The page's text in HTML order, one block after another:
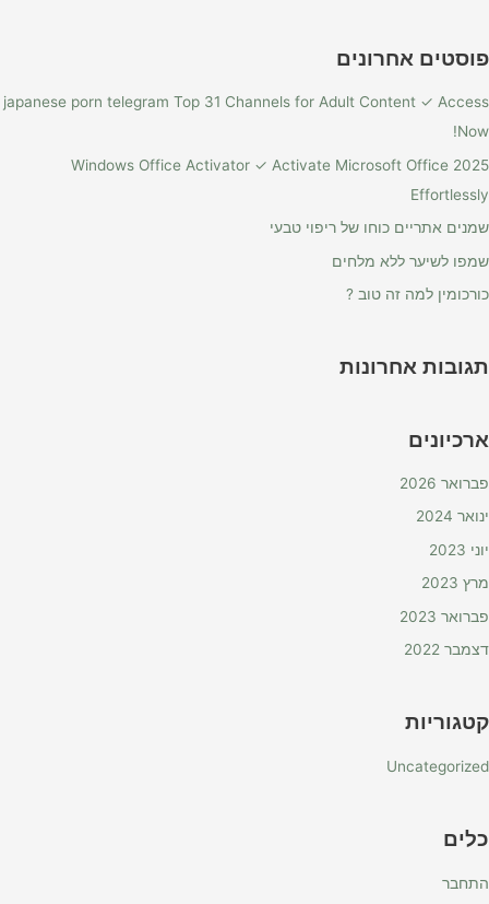
פוסטים אחרונים
japanese porn telegram Top 31 Channels for Adult Content ✓ Access
Now!
Windows Office Activator ✓ Activate Microsoft Office 2025
Effortlessly
שמנים אתריים כוחו של ריפוי טבעי
שמפו לשיער ללא מלחים
כורכומין למה זה טוב ?
תגובות אחרונות
ארכיונים
פברואר 2026
ינואר 2024
יוני 2023
מרץ 2023
פברואר 2023
דצמבר 2022
קטגוריות
Uncategorized
כלים
התחבר